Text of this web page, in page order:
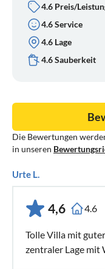
4.6 Preis/
4.6 Service
4.6 Lage
4.6 Sauberkeit
Die Bewertungen
in unseren
Urte L.
4,6 4.6
Tolle Villa mit
zentraler Lage mit